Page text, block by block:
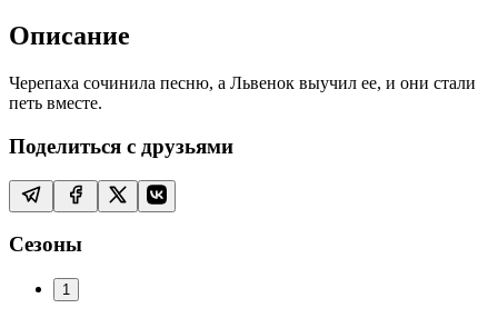
Описание
Черепаха сочинила песню, а Львенок выучил ее, и они стали
петь вместе.
Поделиться с друзьями
Сезоны
1